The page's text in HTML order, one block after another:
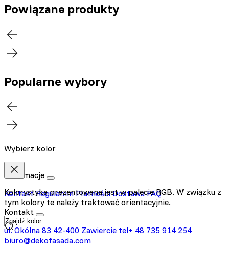
Powiązane produkty
Popularne wybory
Wybierz kolor
Kolorystyka prezentowana jest w palecie RGB. W związku z
tym kolory te należy traktować orientacyjnie.
Informacje
KontaktRegulaminPłatnościDostawaFAQ
Kontakt
ul. Okólna 83 42-400 Zawiercie tel+ 48 735 914 254
biuro@dekofasada.com